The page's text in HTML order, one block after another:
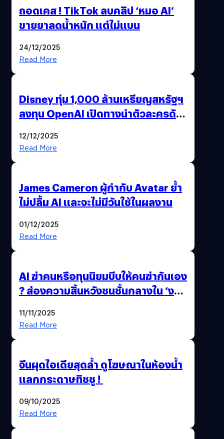
ถอดเคส ! TikTok ลบคลิป ‘หมอ AI’
ขายยาลดน้ำหนัก แต่ไม่แบน
24/12/2025
Read More
Disney ทุ่ม 1,000 ล้านเหรียญสหรัฐฯ
ลงทุน OpenAI เปิดทางนำตัวละครดัง
12/12/2025
Read More
James Cameron ผู้กำกับ Avatar ย้ำ
ไม่ปลื้ม AI และจะไม่มีวันใช้ในผลงาน
01/12/2025
Read More
AI ฆ่าคนหรือทุนนิยมบีบให้คนฆ่ากันเอง
? ส่องความสิ้นหวังชนชั้นกลางใน ‘งาน
11/11/2025
Read More
จีนผุดไอเดียสุดล้ำ ดูโฆษณาในห้องน้ำ
แลกกระดาษทิชชู !
09/10/2025
Read More